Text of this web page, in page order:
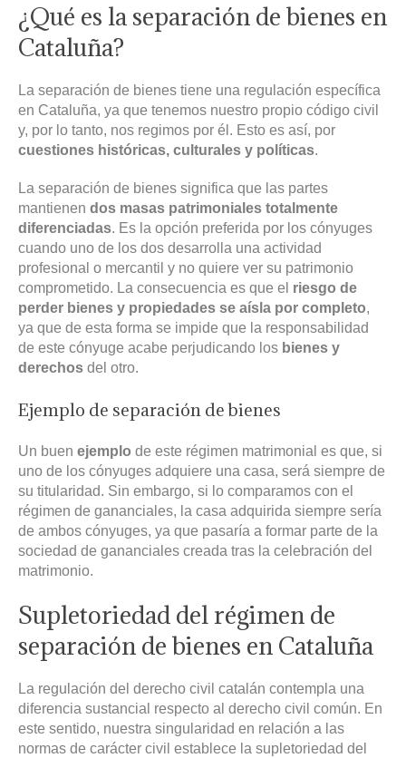
¿Qué es la separación de bienes en
Cataluña?
La separación de bienes tiene una regulación específica
en Cataluña, ya que tenemos nuestro propio código civil
y, por lo tanto, nos regimos por él. Esto es así, por
cuestiones históricas, culturales y políticas.
La separación de bienes significa que las partes
mantienen dos masas patrimoniales totalmente
diferenciadas. Es la opción preferida por los cónyuges
cuando uno de los dos desarrolla una actividad
profesional o mercantil y no quiere ver su patrimonio
comprometido. La consecuencia es que el riesgo de
perder bienes y propiedades se aísla por completo,
ya que de esta forma se impide que la responsabilidad
de este cónyuge acabe perjudicando los bienes y
derechos del otro.
Ejemplo de separación de bienes
Un buen ejemplo de este régimen matrimonial es que, si
uno de los cónyuges adquiere una casa, será siempre de
su titularidad. Sin embargo, si lo comparamos con el
régimen de gananciales, la casa adquirida siempre sería
de ambos cónyuges, ya que pasaría a formar parte de la
sociedad de gananciales creada tras la celebración del
matrimonio.
Supletoriedad del régimen de
separación de bienes en Cataluña
La regulación del derecho civil catalán contempla una
diferencia sustancial respecto al derecho civil común. En
este sentido, nuestra singularidad en relación a las
normas de carácter civil establece la supletoriedad del